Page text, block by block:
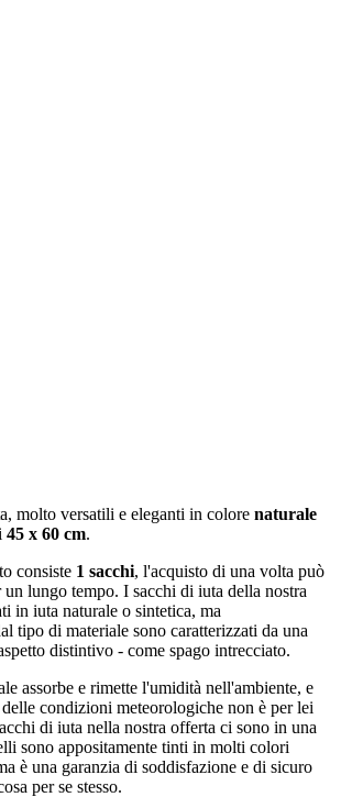
molto versatili e eleganti in colore naturale
45 x 60 cm.
consiste 1 sacchi, l'acquisto di una volta può
un lungo tempo. I sacchi di iuta della nostra
in iuta naturale o sintetica, ma
tipo di materiale sono caratterizzati da una
distintivo - come spago intrecciato.
assorbe e rimette l'umidità nell'ambiente, e
condizioni meteorologiche non è per lei
di iuta nella nostra offerta ci sono in una
sono appositamente tinti in molti colori
è una garanzia di soddisfazione e di sicuro
per se stesso.